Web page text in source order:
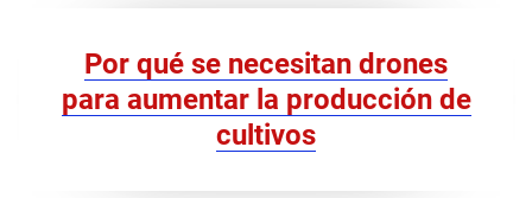
Por qué se necesitan drones
para aumentar la producción de
cultivos